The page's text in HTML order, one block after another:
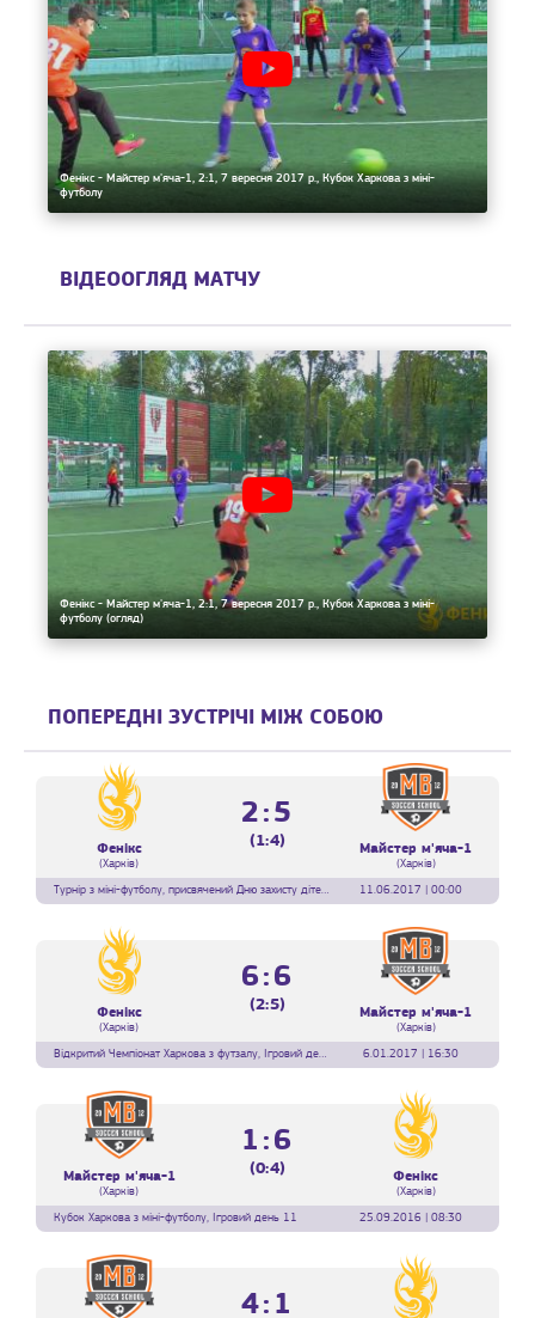
Фенікс - Майстер м'яча-1, 2:1, 7 вересня 2017 р., Кубок Харкова з міні-
футболу
ВІДЕООГЛЯД МАТЧУ
Фенікс - Майстер м'яча-1, 2:1, 7 вересня 2017 р., Кубок Харкова з міні-
футболу (огляд)
ПОПЕРЕДНІ ЗУСТРІЧІ МІЖ СОБОЮ
Фенікс
(Харків)
2:5
(1:4) Майстер м'яча-1
(Харків)
Турнір з міні-футболу, присвячений Дню захисту дітей, 1/4 фіналу
11.06.2017 | 00:00
Фенікс
(Харків)
6:6
(2:5) Майстер м'яча-1
(Харків)
Відкритий Чемпіонат Харкова з футзалу, Ігровий день 25
6.01.2017 | 16:30
Майстер м'яча-1
(Харків)
1:6
(0:4) Фенікс
(Харків)
Кубок Харкова з міні-футболу, Ігровий день 11
25.09.2016 | 08:30
4:1